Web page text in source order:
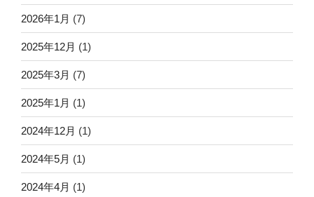
2026年1月 (7)
2025年12月 (1)
2025年3月 (7)
2025年1月 (1)
2024年12月 (1)
2024年5月 (1)
2024年4月 (1)